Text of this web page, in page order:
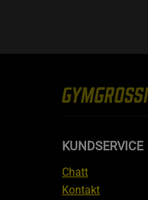
KUNDSERVICE
Chatt
Kontakt